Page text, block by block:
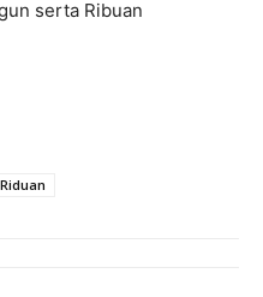
serta Ribuan